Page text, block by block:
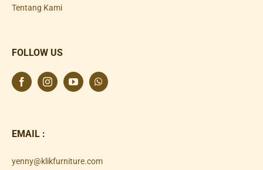
Tentang Kami
FOLLOW US
EMAIL :
yenny@klikfurniture.com